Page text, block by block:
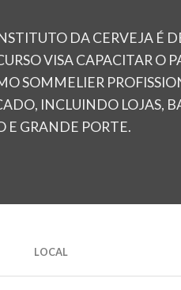
DA CERVEJA É
VISA CAPACITAR O
SOMMELIER
INCLUINDO LOJAS,
E GRANDE PORTE.
LOCAL